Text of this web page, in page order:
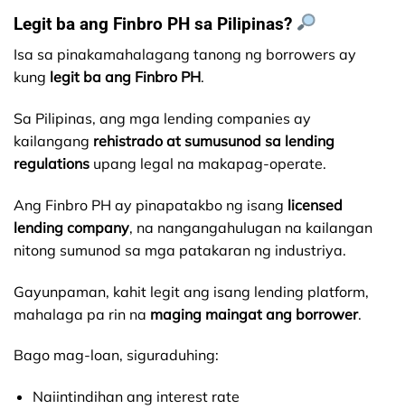
Legit ba ang Finbro PH sa Pilipinas?
Isa sa pinakamahalagang tanong ng borrowers ay
kung legit ba ang Finbro PH.
Sa Pilipinas, ang mga lending companies ay
kailangang rehistrado at sumusunod sa lending
regulations upang legal na makapag-operate.
Ang Finbro PH ay pinapatakbo ng isang licensed
lending company, na nangangahulugan na kailangan
nitong sumunod sa mga patakaran ng industriya.
Gayunpaman, kahit legit ang isang lending platform,
mahalaga pa rin na maging maingat ang borrower.
Bago mag-loan, siguraduhing:
Naiintindihan ang interest rate